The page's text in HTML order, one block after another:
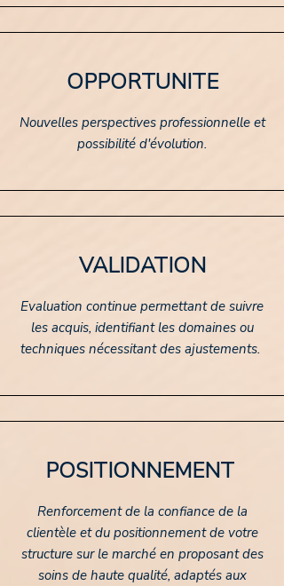
OPPORTUNITE
Nouvelles perspectives professionnelle et
possibilité d'évolution.
VALIDATION
Evaluation continue permettant de suivre
les acquis, identifiant les domaines ou
techniques nécessitant des ajustements.
POSITIONNEMENT
Renforcement de la confiance de la
clientèle et du positionnement de votre
structure sur le marché en proposant des
soins de haute qualité, adaptés aux